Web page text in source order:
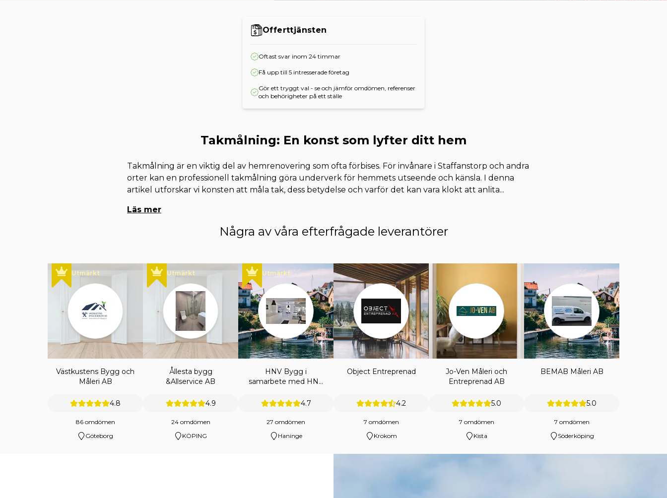
Offerttjänsten
Oftast svar inom 24 timmar
Få upp till 5 intresserade företag
Gör ett tryggt val - se och jämför omdömen, referenser
och behörigheter på ett ställe
Takmålning: En konst som lyfter ditt hem
Takmålning är en viktig del av hemrenovering som ofta förbises. För invånare i Staffanstorp och andra
orter kan en professionell takmålning göra underverk för hemmets utseende och känsla. I denna
artikel utforskar vi konsten att måla tak, dess betydelse och varför det kan vara klokt att anlita...
Läs mer
Några av våra efterfrågade leverantörer
Utmärkt
Västkustens Bygg och
Måleri AB
4.8
86 omdömen
Göteborg
Utmärkt
Ållesta bygg
&Allservice AB
4.9
24 omdömen
KÖPING
Utmärkt
HNV Bygg i
samarbete med HNV
4.7
27 omdömen
Haninge
Object Entreprenad
4.2
7 omdömen
Krokom
Jo-Ven Måleri och
Entreprenad AB
5.0
7 omdömen
Kista
BEMAB Måleri AB
5.0
7 omdömen
Söderköping